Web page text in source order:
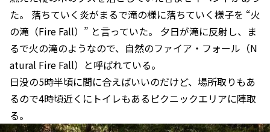
た。 落ちていく炎がまるで滝の様に落ちていく様子を “火
の滝（Fire Fall）” と言っていた。 夕日が滝に反射し、ま
るで火の滝のようなので、自然のファイア・フォール（N
atural Fire Fall）と呼ばれている。
日没の5時半頃に間に合えばいいのだけど、場所取りもあ
るので4時頃近くにトイレもあるピクニックエリアに陣取
る。